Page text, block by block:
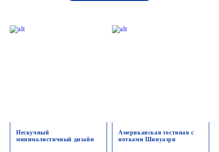
Нескучный
минималистичный дизайн
Американская гостиная с
нотками Шинуазри